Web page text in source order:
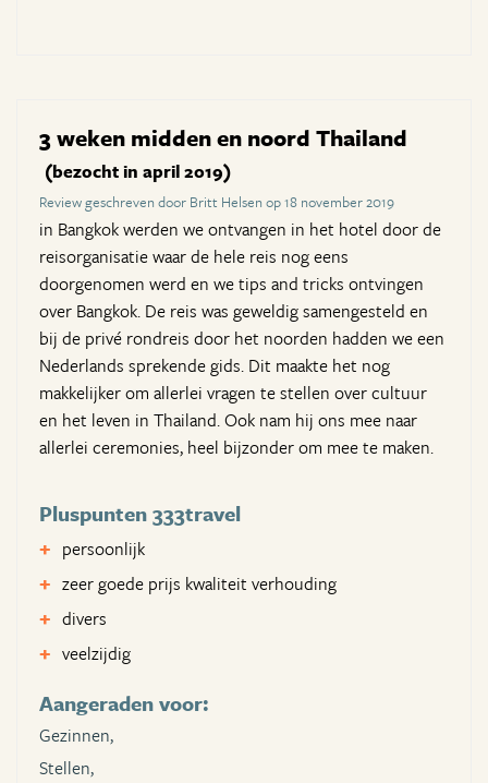
3 weken midden en noord Thailand
(bezocht in april 2019)
Review geschreven door Britt Helsen op 18 november 2019
in Bangkok werden we ontvangen in het hotel door de
reisorganisatie waar de hele reis nog eens
doorgenomen werd en we tips and tricks ontvingen
over Bangkok. De reis was geweldig samengesteld en
bij de privé rondreis door het noorden hadden we een
Nederlands sprekende gids. Dit maakte het nog
makkelijker om allerlei vragen te stellen over cultuur
en het leven in Thailand. Ook nam hij ons mee naar
allerlei ceremonies, heel bijzonder om mee te maken.
Pluspunten 333travel
persoonlijk
zeer goede prijs kwaliteit verhouding
divers
veelzijdig
Aangeraden voor:
Gezinnen,
Stellen,